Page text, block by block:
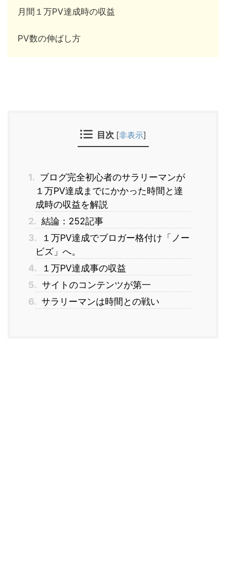
月間１万PV達成時の収益
PV数の伸ばし方
目次 [非表示]
1. ブログ完全初心者のサラリーマンが
１万PV達成までにかかった時間と達
成時の収益を解説
2. 結論：252記事
3.
１万PV達成でブロガー格付け「ノー
ビズ」へ。
4.
１万PV達成事の収益
5. サイトのコンテンツが第一
6. サラリーマンは時間との戦い